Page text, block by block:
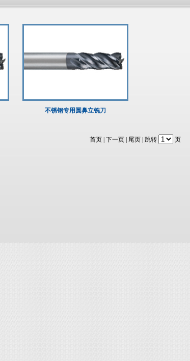
不锈钢专用圆鼻立铣刀
首页| 下一页| 尾页| 跳转 页